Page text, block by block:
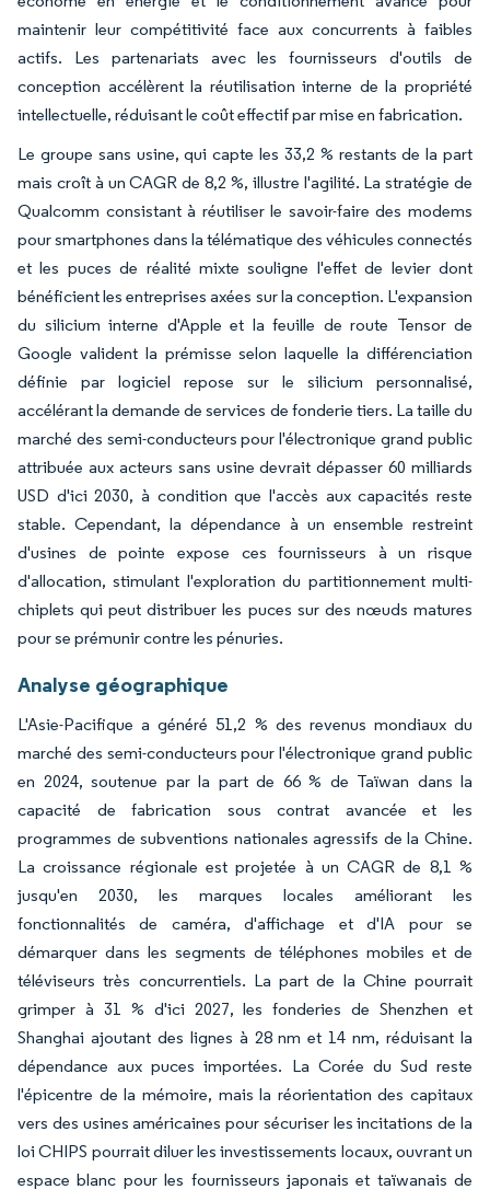
maintenir leur compétitivité face aux concurrents à faibles
actifs. Les partenariats avec les fournisseurs d'outils de
conception accélèrent la réutilisation interne de la propriété
intellectuelle, réduisant le coût effectif par mise en fabrication.
Le groupe sans usine, qui capte les 33,2 % restants de la part
mais croît à un CAGR de 8,2 %, illustre l'agilité. La stratégie de
Qualcomm consistant à réutiliser le savoir-faire des modems
pour smartphones dans la télématique des véhicules connectés
et les puces de réalité mixte souligne l'effet de levier dont
bénéficient les entreprises axées sur la conception. L'expansion
du silicium interne d'Apple et la feuille de route Tensor de
Google valident la prémisse selon laquelle la différenciation
définie par logiciel repose sur le silicium personnalisé,
accélérant la demande de services de fonderie tiers. La taille du
marché des semi-conducteurs pour l'électronique grand public
attribuée aux acteurs sans usine devrait dépasser 60 milliards
USD d'ici 2030, à condition que l'accès aux capacités reste
stable. Cependant, la dépendance à un ensemble restreint
d'usines de pointe expose ces fournisseurs à un risque
d'allocation, stimulant l'exploration du partitionnement multi-
chiplets qui peut distribuer les puces sur des nœuds matures
pour se prémunir contre les pénuries.
Analyse géographique
L'Asie-Pacifique a généré 51,2 % des revenus mondiaux du
marché des semi-conducteurs pour l'électronique grand public
en 2024, soutenue par la part de 66 % de Taïwan dans la
capacité de fabrication sous contrat avancée et les
programmes de subventions nationales agressifs de la Chine.
La croissance régionale est projetée à un CAGR de 8,1 %
jusqu'en 2030, les marques locales améliorant les
fonctionnalités de caméra, d'affichage et d'IA pour se
démarquer dans les segments de téléphones mobiles et de
téléviseurs très concurrentiels. La part de la Chine pourrait
grimper à 31 % d'ici 2027, les fonderies de Shenzhen et
Shanghai ajoutant des lignes à 28 nm et 14 nm, réduisant la
dépendance aux puces importées. La Corée du Sud reste
l'épicentre de la mémoire, mais la réorientation des capitaux
vers des usines américaines pour sécuriser les incitations de la
loi CHIPS pourrait diluer les investissements locaux, ouvrant un
espace blanc pour les fournisseurs japonais et taïwanais de